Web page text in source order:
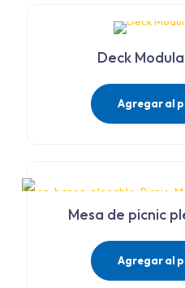
Deck
Agregar al
Mesa de picnic
Agregar al